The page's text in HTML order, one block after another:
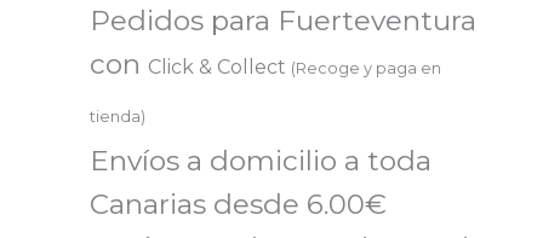
CERRA
EX/GDE
BEIG
cantidad
Pedidos para Fuerteventura
con Click & Collect (Recoge y paga en
tienda)
Envíos a domicilio a toda
Canarias desde 6.00€